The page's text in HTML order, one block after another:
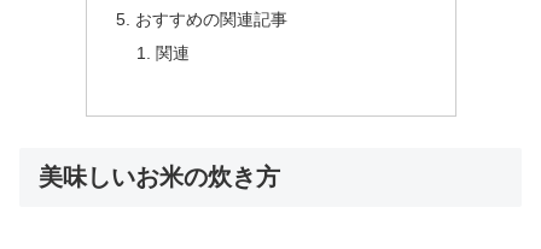
おすすめの関連記事
関連
美味しいお米の炊き方